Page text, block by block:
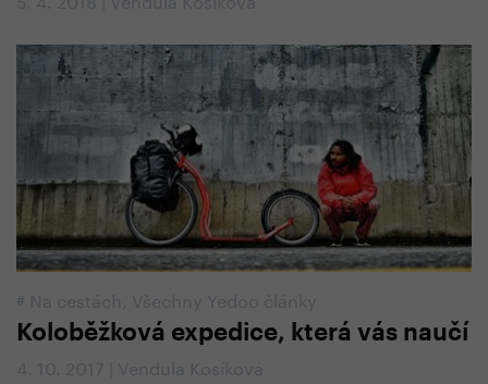
# Na cestách Všechny Yedoo články
Koloběžková expedice, která vás naučí
4. 10. 2017 | Vendula Kosíková